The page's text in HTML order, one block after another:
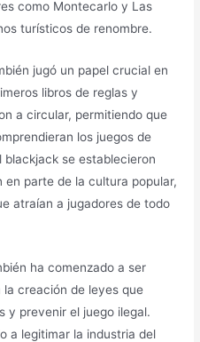
como Montecarlo y Las
turísticos de renombre.
jugó un papel crucial en
libros de reglas y
a circular, permitiendo que
los juegos de
blackjack se establecieron
parte de la cultura popular,
atraían a jugadores de todo
ha comenzado a ser
la creación de leyes que
y prevenir el juego ilegal.
a legitimar la industria del